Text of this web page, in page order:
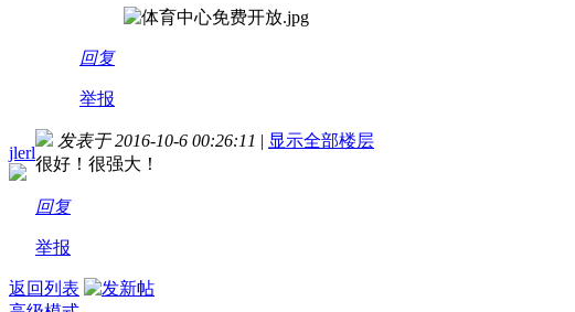
回复
举报
jlerl
发表于 2016-10-6 00:26:11 | 显示全部楼层
很好！很强大！
回复
举报
返回列表